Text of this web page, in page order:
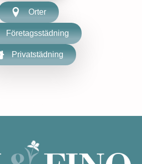
Orter
Företagsstädning
Privatstädning